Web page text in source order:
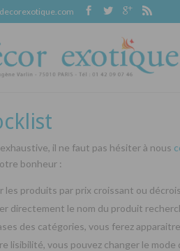
il ne faut pas hésiter à nous
bonheur :
les produits par prix croissant ou
directement le nom du produit
des catégories, vous ferez
lisibilité, vous pouvez changer le mode